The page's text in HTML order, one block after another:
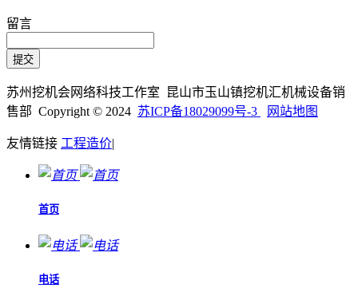
留言
苏州挖机会网络科技工作室 昆山市玉山镇挖机汇机械设备销
售部 Copyright © 2024 苏ICP备18029099号-3 网站地图
友情链接 工程造价|
首页
电话